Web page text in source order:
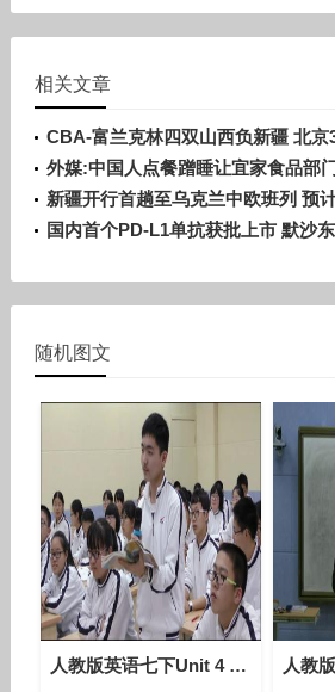
相关文章
CBA-富兰克林四双山西负新疆 北京
曦
外媒:中国人点餐蹭睡让宜家食品部
新疆开行首趟至乌克兰中欧班列 预
国内首个PD-L1单抗获批上市 默沙
随机图文
人教版英语七下Unit 4 Section A（Period 1）教学视频实录（叶名锋）